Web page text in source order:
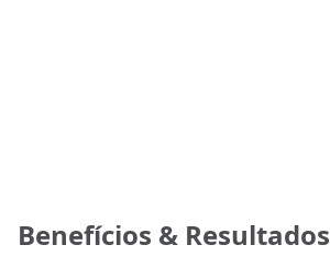
Benefícios & Resultados